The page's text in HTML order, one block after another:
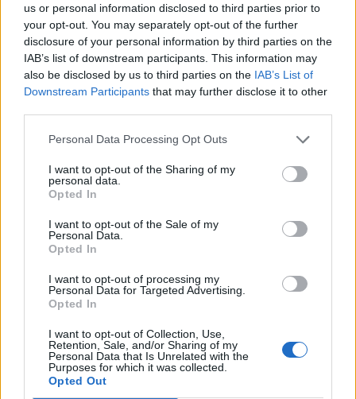
us or personal information disclosed to third parties prior to
your opt-out. You may separately opt-out of the further
disclosure of your personal information by third parties on the
IAB’s list of downstream participants. This information may
also be disclosed by us to third parties on the IAB’s List of
Downstream Participants that may further disclose it to other
Personal Data Processing Opt Outs
I want to opt-out of the Sharing of my
personal data.
Opted In
I want to opt-out of the Sale of my
Personal Data.
Opted In
I want to opt-out of processing my
Personal Data for Targeted Advertising.
Opted In
I want to opt-out of Collection, Use,
Retention, Sale, and/or Sharing of my
Personal Data that Is Unrelated with the
Purposes for which it was collected.
Opted Out
TheCars.gr|16/02/2026 20:00
Η Volkswagen παρουσιάζει το νέο
T-Roc
TheCars.gr|12/02/2026 13:00
Το νέο BYD ATTO 3 EVO είναι